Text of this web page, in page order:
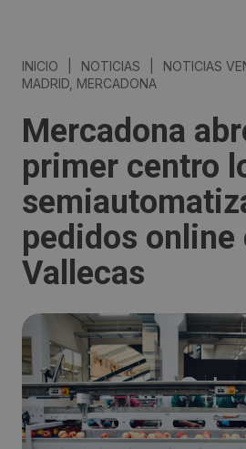
INICIO NOTICIAS NOTICIAS
MADRID, MERCADONA
Mercadona
primer centro
pedidos online
Vallecas